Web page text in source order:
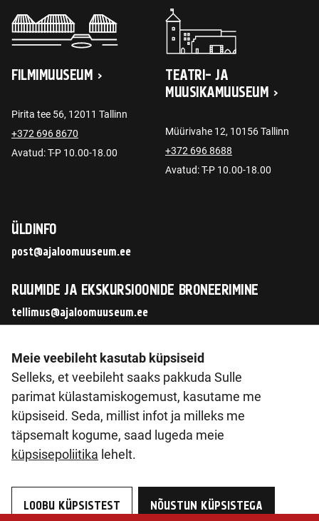
FILMIMUUSEUM
Pirita tee 56, 12011 Tallinn
+372 696 8670
Avatud: T-P 10.00-18.00
TEATRI- JA
MUUSIKAMUUSEUM
Müürivahe 12, 10156 Tallinn
+372 696 8688
Avatud: T-P 10.00-18.00
ÜLDINFO
post@ajaloomuuseum.ee
RUUMIDE JA EKSKURSIOONIDE BRONEERIMINE
tellimus@ajaloomuuseum.ee
JÄLGI MEID SOTSIAALMEEDIAS
© 2026 Eesti Ajaloomuuseum SA
Pirita tee 56, 12011 Tallinn
KMKR nr. EE102133561
Meie veebileht kasutab küpsiseid
Selleks, et veebileht saaks pakkuda Sulle
parimat külastamiskogemust, kasutame me
küpsiseid. Seda, millist infot ja milleks me
täpsemalt kogume, saad lugeda meie
küpsisepoliitika lehelt.
LOOBU KÜPSISTEST NÕUSTUN KÜPSISTEGA